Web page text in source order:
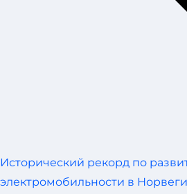
Исторический рекорд по
электромобильности в